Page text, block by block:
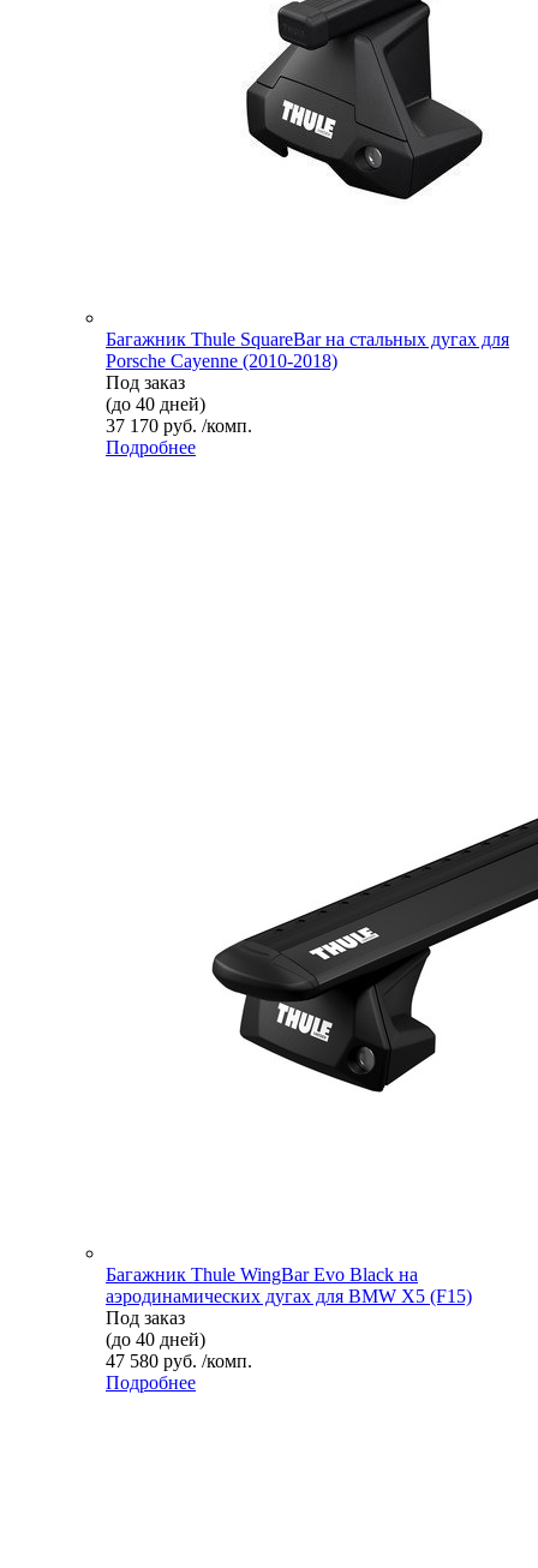
Багажник Thule SquareBar на стальных дугах для
Porsche Cayenne (2010-2018)
Под заказ
(до 40 дней)
37 170 руб. /комп.
Подробнее
Багажник Thule WingBar Evo Black на
аэродинамических дугах для BMW X5 (F15)
Под заказ
(до 40 дней)
47 580 руб. /комп.
Подробнее